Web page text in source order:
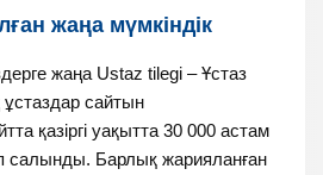
жаңа мүмкіндік
жаңа Ustaz tilegi – Ұстаз
ұстаздар сайтын
қазіргі уақытта 30 000 астам
салынды. Барлық жарияланған